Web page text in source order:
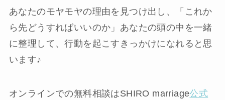
あなたのモヤモヤの理由を見つけ出し、「これか
ら先どうすればいいのか」あなたの頭の中を一緒
に整理して、行動を起こすきっかけになれると思
います♪
オンラインでの無料相談はSHIRO marriage公式